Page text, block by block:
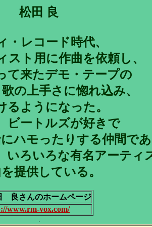
松田 良
・レコード時代、
スト用に作曲を依頼し、
て来たデモ・テープの
の上手さに惚れ込み、
るようになった。
ビートルズが好きで
ハモったりする仲間であ
いろいろな有名アーティ
提供している。
良さんのホームページ
www.rm-vox.com/